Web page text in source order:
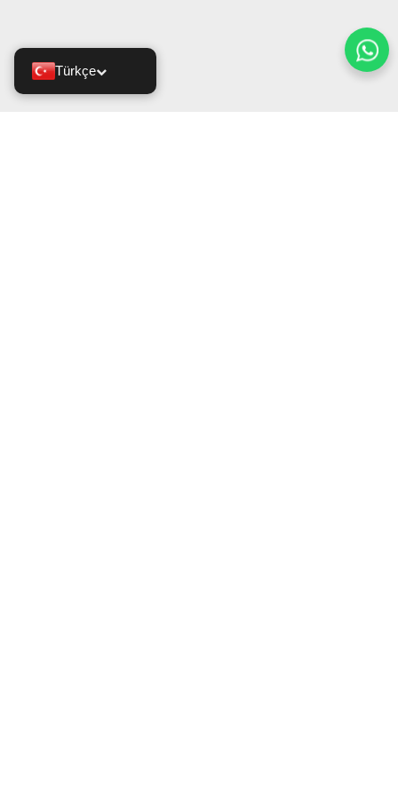
Türkçe